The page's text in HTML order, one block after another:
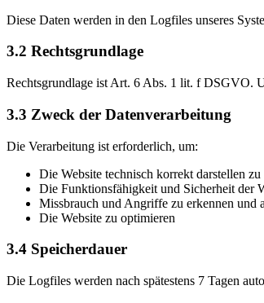
Diese Daten werden in den Logfiles unseres
3.2 Rechtsgrundlage
Rechtsgrundlage ist Art. 6 Abs. 1 lit. f DSGVO.
3.3 Zweck der Datenverarbeitung
Die Verarbeitung ist erforderlich, um:
Die Website technisch korrekt darstellen zu
Die Funktionsfähigkeit und Sicherheit der
Missbrauch und Angriffe zu erkennen und
Die Website zu optimieren
3.4 Speicherdauer
Die Logfiles werden nach spätestens 7 Tagen